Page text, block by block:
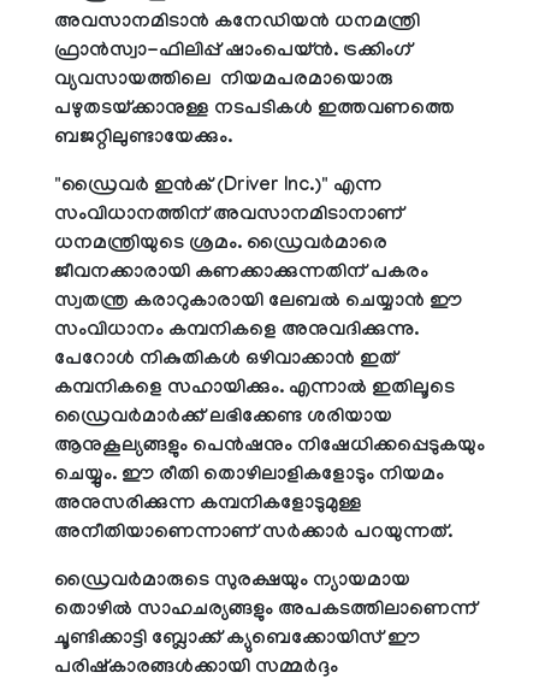
അവസാനമിടാൻ കനേഡിയൻ ധനമന്ത്രി
ഫ്രാൻസ്വാ-ഫിലിപ്പ് ഷാംപെയ്ൻ. ട്രക്കിംഗ്
വ്യവസായത്തിലെ നിയമപരമായൊരു
പഴുതടയ്ക്കാനുള്ള നടപടികൾ ഇത്തവണത്തെ
ബജറ്റിലുണ്ടായേക്കും.
"ഡ്രൈവർ ഇൻക് (Driver Inc.)" എന്ന
സംവിധാനത്തിന് അവസാനമിടാനാണ്
ധനമന്ത്രിയുടെ ശ്രമം. ഡ്രൈവർമാരെ
ജീവനക്കാരായി കണക്കാക്കുന്നതിന് പകരം
സ്വതന്ത്ര കരാറുകാരായി ലേബൽ ചെയ്യാൻ ഈ
സംവിധാനം കമ്പനികളെ അനുവദിക്കുന്നു.
പേറോൾ നികുതികൾ ഒഴിവാക്കാൻ ഇത്
കമ്പനികളെ സഹായിക്കും. എന്നാൽ ഇതിലൂടെ
ഡ്രൈവർമാർക്ക് ലഭിക്കേണ്ട ശരിയായ
ആനുകൂല്യങ്ങളും പെൻഷനും നിഷേധിക്കപ്പെടുകയും
ചെയ്യും. ഈ രീതി തൊഴിലാളികളോടും നിയമം
അനുസരിക്കുന്ന കമ്പനികളോടുമുള്ള
അനീതിയാണെന്നാണ് സർക്കാർ പറയുന്നത്.
ഡ്രൈവർമാരുടെ സുരക്ഷയും ന്യായമായ
തൊഴിൽ സാഹചര്യങ്ങളും അപകടത്തിലാണെന്ന്
ചൂണ്ടിക്കാട്ടി ബ്ലോക്ക് ക്യുബെക്കോയിസ് ഈ
പരിഷ്കാരങ്ങൾക്കായി സമ്മർദ്ദം